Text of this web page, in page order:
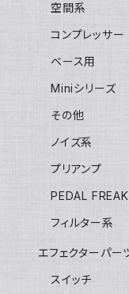
空間系
コンプレッサー
ベース用
Miniシリーズ
その他
ノイズ系
プリアンプ
PEDAL
フィルター系
エフェクターパー
スイッチ